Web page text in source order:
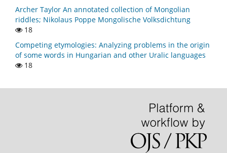
Archer Taylor An annotated collection of Mongolian
riddles; Nikolaus Poppe Mongolische Volksdichtung
18
Competing etymologies: Analyzing problems in the origin
of some words in Hungarian and other Uralic languages
18